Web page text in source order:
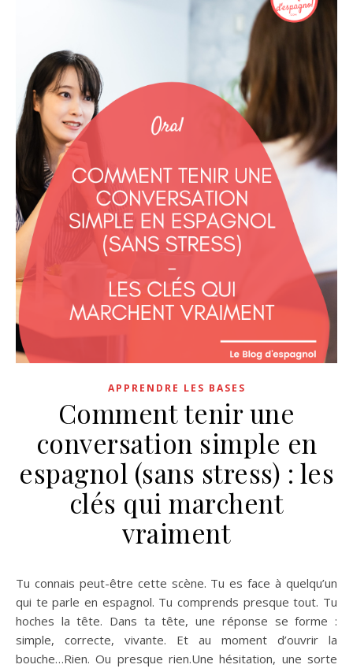
APPRENDRE LES BASES
Comment tenir une
conversation simple en
espagnol (sans stress) : les
clés qui marchent
vraiment
Tu connais peut-être cette scène. Tu es face à quelqu’un
qui te parle en espagnol. Tu comprends presque tout. Tu
hoches la tête. Dans ta tête, une réponse se forme :
simple, correcte, vivante. Et au moment d’ouvrir la
bouche…Rien. Ou presque rien.Une hésitation, une sorte